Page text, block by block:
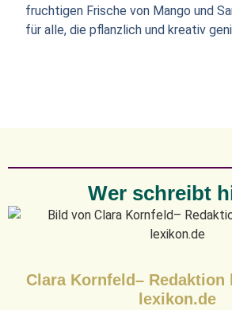
fruchtigen Frische von Mango und
für alle, die pflanzlich und kreativ
Wer schreibt
Clara Kornfeld– Redaktion
lexikon.de